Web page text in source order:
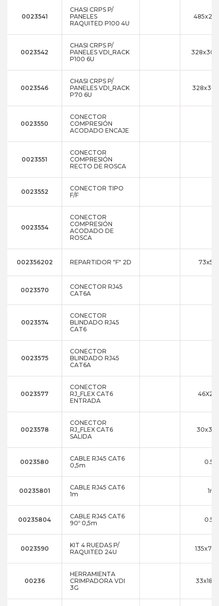
0023541
CHASI CRPS P/
PANELES
RAQUITED P100 4U
0023542
CHASI CRPS P/
PANELES VDI_RACK
P100 6U
0023546
CHASI CRPS P/
PANELES VDI_RACK
P70 6U
0023550
CONECTOR
COMPRESIÓN
ACODADO ENCAJE
0023551
CONECTOR
COMPRESIÓN
RECTO DE ROSCA
0023552
CONECTOR TIPO
F/F
0023554
CONECTOR
COMPRESIÓN
ACODADO DE
ROSCA
002356202 REPARTIDOR "F" 2D
0023570
CONECTOR RJ45
CAT6A
0023574
CONECTOR
BLINDADO RJ45
CAT6
0023575
CONECTOR
BLINDADO RJ45
CAT6A
0023577
CONECTOR
RJ_FLEX CAT6
ENTRADA
0023578
CONECTOR
RJ_FLEX CAT6
SALIDA
0023580
CABLE RJ45 CAT6
0,5m
00235801
CABLE RJ45 CAT6
1m
1m
00235804
CABLE RJ45 CAT6
90º 0,5m
0023590
KIT 4 RUEDAS P/
RAQUITED 24U
00236
HERRAMIENTA
CRIMPADORA VDI
3G